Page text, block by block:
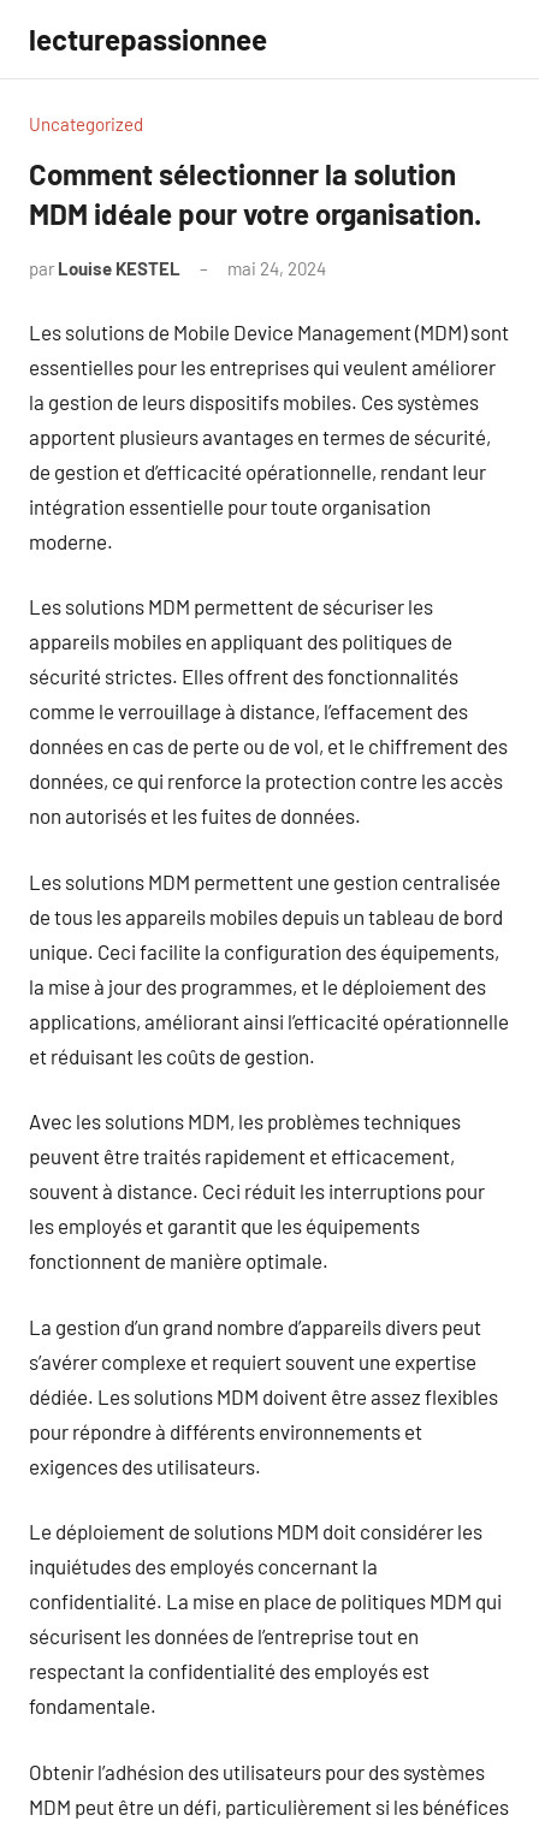
contenu
lecturepassionnee
Uncategorized
Comment sélectionner la solution
MDM idéale pour votre organisation.
par Louise KESTEL mai 24, 2024
Les solutions de Mobile Device Management (MDM) sont
essentielles pour les entreprises qui veulent améliorer
la gestion de leurs dispositifs mobiles. Ces systèmes
apportent plusieurs avantages en termes de sécurité,
de gestion et d’efficacité opérationnelle, rendant leur
intégration essentielle pour toute organisation
moderne.
Les solutions MDM permettent de sécuriser les
appareils mobiles en appliquant des politiques de
sécurité strictes. Elles offrent des fonctionnalités
comme le verrouillage à distance, l’effacement des
données en cas de perte ou de vol, et le chiffrement des
données, ce qui renforce la protection contre les accès
non autorisés et les fuites de données.
Les solutions MDM permettent une gestion centralisée
de tous les appareils mobiles depuis un tableau de bord
unique. Ceci facilite la configuration des équipements,
la mise à jour des programmes, et le déploiement des
applications, améliorant ainsi l’efficacité opérationnelle
et réduisant les coûts de gestion.
Avec les solutions MDM, les problèmes techniques
peuvent être traités rapidement et efficacement,
souvent à distance. Ceci réduit les interruptions pour
les employés et garantit que les équipements
fonctionnent de manière optimale.
La gestion d’un grand nombre d’appareils divers peut
s’avérer complexe et requiert souvent une expertise
dédiée. Les solutions MDM doivent être assez flexibles
pour répondre à différents environnements et
exigences des utilisateurs.
Le déploiement de solutions MDM doit considérer les
inquiétudes des employés concernant la
confidentialité. La mise en place de politiques MDM qui
sécurisent les données de l’entreprise tout en
respectant la confidentialité des employés est
fondamentale.
Obtenir l’adhésion des utilisateurs pour des systèmes
MDM peut être un défi, particulièrement si les bénéfices